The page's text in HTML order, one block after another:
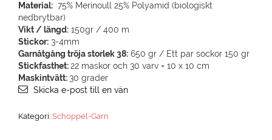
Material: 75% Merinoull 25% Polyamid (biologiskt
nedbrytbar)
Vikt / längd: 150gr / 400 m
Stickor: 3-4mm
Garnåtgång tröja storlek 38: 650 gr / Ett par sockor 150 gr
Stickfasthet:22 maskor och 30 varv = 10 x 10 cm
Maskintvätt:30 grader
Skicka e-post till en vän
Kategori: Schoppel-Garn